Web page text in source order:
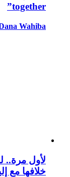
together”
Wahiba
لأول مرة..
خلافها مع